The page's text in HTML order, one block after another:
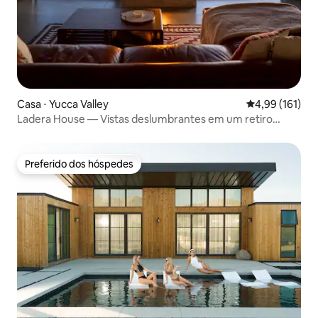
Casa ⋅ Yucca Valley 4,99 de uma
4,99 (161)
Ladera House — Vistas deslumbrantes em um retiro
Preferido dos hóspedes
Preferido dos hóspedes